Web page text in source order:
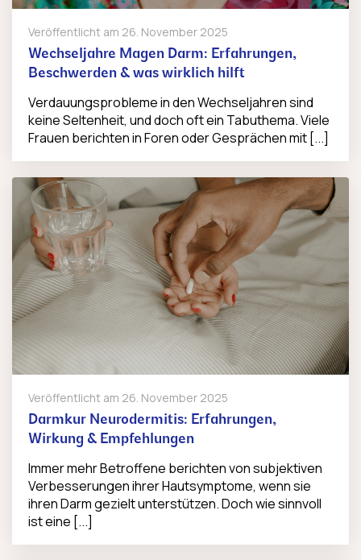
Veröffentlicht am 26. November 2025
Wechseljahre Magen Darm: Erfahrungen,
Beschwerden & was wirklich hilft
Verdauungsprobleme in den Wechseljahren sind
keine Seltenheit, und doch oft ein Tabuthema. Viele
Frauen berichten in Foren oder Gesprächen mit [...]
Veröffentlicht am 26. November 2025
Darmkur Neurodermitis: Erfahrungen,
Wirkung & Empfehlungen
Immer mehr Betroffene berichten von subjektiven
Verbesserungen ihrer Hautsymptome, wenn sie
ihren Darm gezielt unterstützen. Doch wie sinnvoll
ist eine [...]